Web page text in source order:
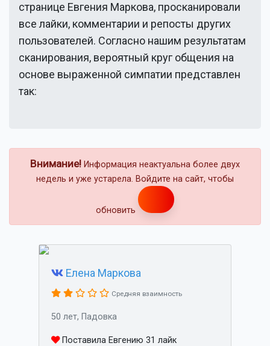
странице Евгения Маркова, просканировали
все лайки, комментарии и репосты других
пользователей. Согласно нашим результатам
сканирования, вероятный круг общения на
основе выраженной симпатии представлен
так:
Внимание! Информация неактуальна более двух
недель и уже устарела. Войдите на сайт, чтобы
обновить
Елена Маркова
Средняя взаимность
50 лет, Падовка
Поставила Евгению 31 лайк